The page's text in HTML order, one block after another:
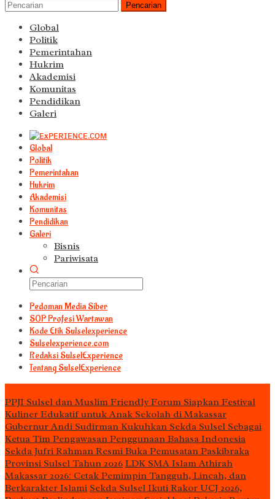
Pencarian
Global
Politik
Pemerintahan
Hukrim
Akademisi
Komunitas
Pendidikan
Galeri
Global
Politik
Pemerintahan
Hukrim
Akademisi
Komunitas
Pendidikan
Galeri
Bisnis
Pariwisata
Pedoman Media Siber
S0P Profesi Wartawan
Kode Etik Sulselexperience
Sulselexperience.com
Redaksi SulselExperience
Tentang SulselExperience
PPJI Sulsel dan Muslim Friendly Forum Siapkan Festival
Kuliner Edukatif untuk Anak Sekolah di Makassar
Gubernur Andi Sudirman Kukuhkan Sekda Sulsel Sebagai
Ketua Tim Pengawasan Penggunaan Bahasa Indonesia
Sekda Jufri Rahman Resmi Buka Pemusatan Paskibraka
Provinsi Sulsel Tahun 2026 LDK SMA Islam Athirah
Makassar 2026: Cetak Pemimpin Tangguh, Lincah, dan
Berkarakter Islami Sekda Sulsel Ikuti Rakor UCJ 2026,